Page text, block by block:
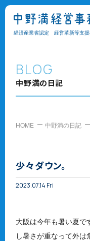
経済産業省認定 経営革新等支
BLOG
中野満の日記
HOME 中野満の日記
少々ダウン。
2023.07.14 Fri
大阪は今年も暑い夏
し暑さが重なって外は